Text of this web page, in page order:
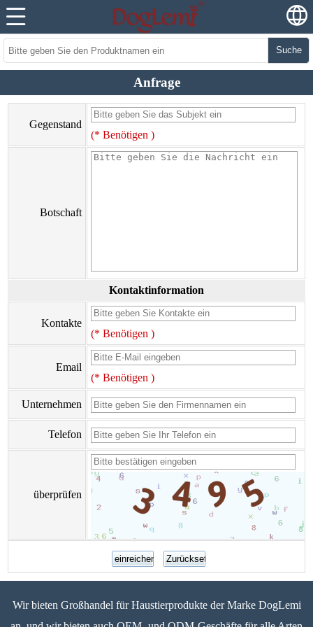
Suche
Anfrage
Gegenstand
(* Benötigen )
Botschaft
Kontaktinformation
Kontakte
(* Benötigen )
Email
(* Benötigen )
Unternehmen
Telefon
überprüfen
Wir bieten Großhandel für Haustierprodukte der Marke DogLemi